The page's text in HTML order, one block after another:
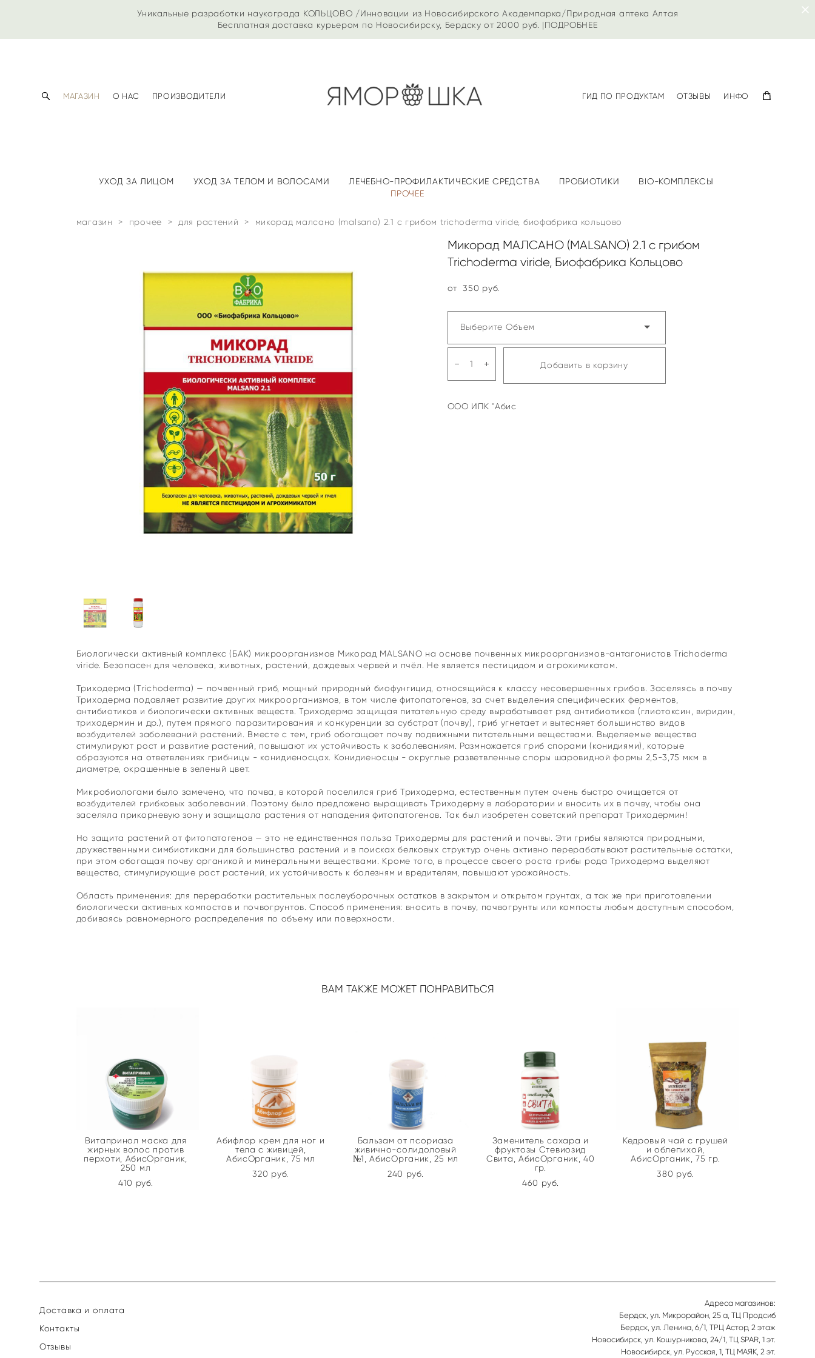
Уникальные разработки наукограда КОЛЬЦОВО /Инновации из Новосибирского Академпарка/Природная аптека Алтая
Бесплатная доставка курьером по Новосибирску, Бердску от 2000 руб. |ПОДРОБНЕЕ
МАГАЗИН О НАС ПРОИЗВОДИТЕЛИ ГИД ПО ПРОДУКТАМ ОТЗЫВЫ ИНФО
УХОД ЗА ЛИЦОМ УХОД ЗА ТЕЛОМ И ВОЛОСАМИ ЛЕЧЕБНО-ПРОФИЛАКТИЧЕСКИЕ СРЕДСТВА ПРОБИОТИКИ
BIO-КОМПЛЕКСЫ
ПРОЧЕЕ
магазин > прочее > для растений > микорад малсано (malsano) 2.1 с грибом trichoderma viride, биофабрика кольцово
Микорад МАЛСАНО (MALSANO) 2.1 с грибом
Trichoderma viride, Биофабрика Кольцово
от 350 pуб.
Выберите Объем
Добавить в корзину
ООО ИПК "Абис
Биологически активный комплекс (БАК) микроорганизмов Микорад MALSANO на основе почвенных микроорганизмов-антагонистов Trichoderma
viride. Безопасен для человека, животных, растений, дождевых червей и пчёл. Не является пестицидом и агрохимикатом.
Триходерма (Тrichoderma) — почвенный гриб, мощный природный биофунгицид, относящийся к классу несовершенных грибов. Заселяясь в почву
Триходерма подавляет развитие других микроорганизмов, в том числе фитопатогенов, за счет выделения специфических ферментов,
антибиотиков и биологически активных веществ. Триходерма защищая питательную среду вырабатывает ряд антибиотиков (глиотоксин, виридин,
триходермин и др.), путем прямого паразитирования и конкуренции за субстрат (почву), гриб угнетает и вытесняет большинство видов
возбудителей заболеваний растений. Вместе с тем, гриб обогащает почву подвижными питательными веществами. Выделяемые вещества
стимулируют рост и развитие растений, повышают их устойчивость к заболеваниям. Размножается гриб спорами (конидиями), которые
образуются на ответвлениях грибницы - конидиеносцах. Конидиеносцы - округлые разветвленные споры шаровидной формы 2,5-3,75 мкм в
диаметре, окрашенные в зеленый цвет.
Микробиологами было замечено, что почва, в которой поселился гриб Триходерма, естественным путем очень быстро очищается от
возбудителей грибковых заболеваний. Поэтому было предложено выращивать Триходерму в лаборатории и вносить их в почву, чтобы она
заселяла прикорневую зону и защищала растения от нападения фитопатогенов. Так был изобретен советский препарат Триходермин!
Но защита растений от фитопатогенов — это не единственная польза Триходермы для растений и почвы. Эти грибы являются природными,
дружественными симбиотиками для большинства растений и в поисках белковых структур очень активно перерабатывают растительные остатки,
при этом обогащая почву органикой и минеральными веществами. Кроме того, в процессе своего роста грибы рода Триходерма выделяют
вещества, стимулирующие рост растений, их устойчивость к болезням и вредителям, повышают урожайность.
Область применения: для переработки растительных послеуборочных остатков в закрытом и открытом грунтах, а так же при приготовлении
биологически активных компостов и почвогрунтов. Способ применения: вносить в почву, почвогрунты или компосты любым доступным способом,
добиваясь равномерного распределения по объему или поверхности.
ВАМ ТАКЖЕ МОЖЕТ ПОНРАВИТЬСЯ
Витапринол маска для
жирных волос против
перхоти, АбисОрганик,
250 мл
410 pуб.
Абифлор крем для ног и
тела с живицей,
АбисОрганик, 75 мл
320 pуб.
Бальзам от псориаза
живично-солидоловый
№1, АбисОрганик, 25 мл
240 pуб.
Заменитель сахара и
фруктозы Стевиозид
Свита, АбисОрганик, 40
гр.
460 pуб.
Кедровый чай с грушей
и облепихой,
АбисОрганик, 75 гр.
380 pуб.
Доставка и оплата
Контакты
Отзывы
Адреса магазинов:
Бердск, ул. Микрорайон, 25 а, ТЦ Продсиб
Бердск, ул. Ленина, 6/1, ТРЦ Астор, 2 этаж
Новосибирск, ул. Кошурникова, 24/1, ТЦ SPAR, 1 эт.
Новосибирск, ул. Русская, 1, ТЦ МАЯК, 2 эт.